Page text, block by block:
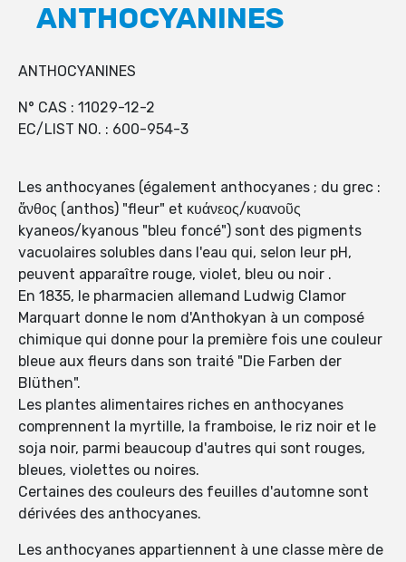
ANTHOCYANINES
ANTHOCYANINES
N° CAS : 11029-12-2
EC/LIST NO. : 600-954-3
Les anthocyanes (également anthocyanes ; du grec :
ἄνθος (anthos) "fleur" et κυάνεος/κυανοῦς
kyaneos/kyanous "bleu foncé") sont des pigments
vacuolaires solubles dans l'eau qui, selon leur pH,
peuvent apparaître rouge, violet, bleu ou noir .
En 1835, le pharmacien allemand Ludwig Clamor
Marquart donne le nom d'Anthokyan à un composé
chimique qui donne pour la première fois une couleur
bleue aux fleurs dans son traité "Die Farben der
Blüthen".
Les plantes alimentaires riches en anthocyanes
comprennent la myrtille, la framboise, le riz noir et le
soja noir, parmi beaucoup d'autres qui sont rouges,
bleues, violettes ou noires.
Certaines des couleurs des feuilles d'automne sont
dérivées des anthocyanes.
Les anthocyanes appartiennent à une classe mère de